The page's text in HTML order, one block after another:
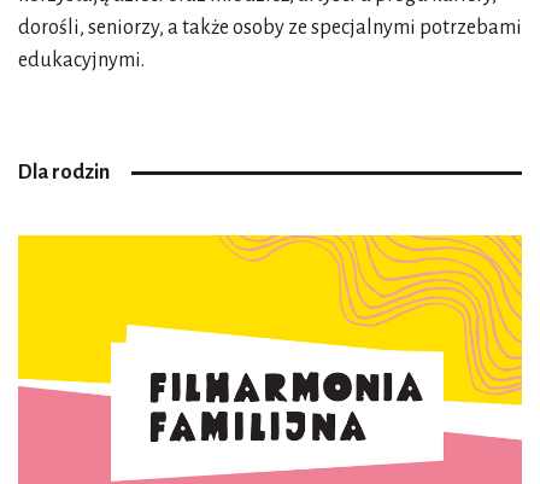
dorośli, seniorzy, a także osoby ze specjalnymi potrzebami
edukacyjnymi.
Dla rodzin